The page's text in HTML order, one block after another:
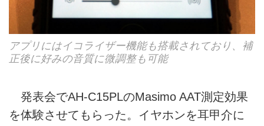
アプリにはイコライザー機能も搭載されており、補
正後に好みの音質に微調整も可能
発表会でAH-C15PLのMasimo AAT測定効果
を体験させてもらった。イヤホンを耳甲介に